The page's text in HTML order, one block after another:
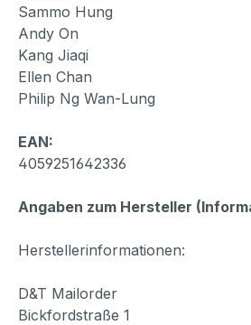
Sammo Hung
Andy On
Kang Jiaqi
Ellen Chan
Philip Ng Wan-Lung
EAN:
4059251642336
Angaben zum Hersteller
Herstellerinformationen:
D&T Mailorder
Bickfordstraße 1